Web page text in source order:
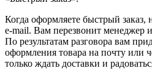
Когда оформляете быстрый
e-mail. Вам перезвонит менеджер
По результатам разговора вам
оформления товара на почту или
только ждать доставки и